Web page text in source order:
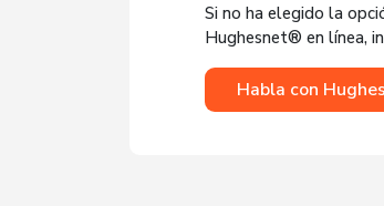
Si no ha elegido la
Hughesnet® en línea,
Habla con